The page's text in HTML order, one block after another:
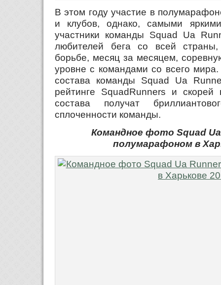
В этом году участие в
и клубов, однако, самыми
участники команды Squad Ua
любителей бега со всей
борьбе, месяц за месяцем,
уровне с командами со всего
состава команды Squad Ua
рейтинге SquadRunners и
состава получат
сплоченности команды.
Командное фото Squad
полумарафоном в